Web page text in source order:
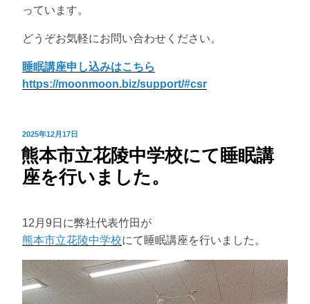
っています。
どうぞお気軽にお問い合わせください。
睡眠講座申し込みはこちら
https://moonmoon.biz/support/#csr
投
稿
日:
2025年12月17日
熊本市立花陵中学校にて睡眠講
座を行いました。
12月9日に弊社代表竹田が
熊本市立花陵中学校にて睡眠講座を行いました。